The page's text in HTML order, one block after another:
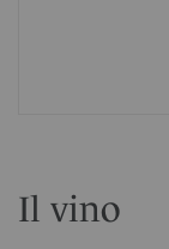
Il vino